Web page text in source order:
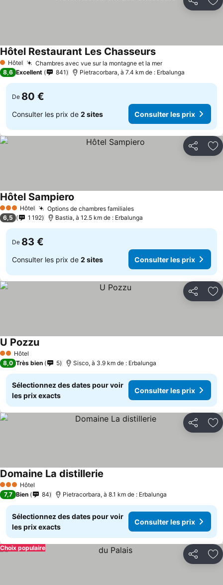
Partager
1 Étoiles
Hôtel Chambres avec vue sur la montagne et la merConsulter les
Hôtel Restaurant Les ChasseursConsulter les prix
8,6 Excellent 841 Pietracorbara, à 7.4 km de : Erbalunga
De 80 €
Consulter les prix de 2 sites Consulter les prix
Partager
3 ÉtoilesHôtel Options de chambres familialesConsulter les prix
Hôtel Sampiero
6,5 1 192 Bastia, à 12.5 km de : Erbalunga
De 83 €
Consulter les prix de 2 sites Consulter les prix
Partager
2 Étoiles
Hôtel
U PozzuConsulter les prix
8,0 Très bien 5 Sisco, à 3.9 km de : Erbalunga
Sélectionnez des dates pour voir
les prix exacts
Consulter les prix
Partager
3 ÉtoilesHôtel
Domaine La distillerie
7,7 Bien 84 Pietracorbara, à 8.1 km de : Erbalunga
Sélectionnez des dates pour voir
les prix exacts
Consulter les prix
Partager
Choix populaire